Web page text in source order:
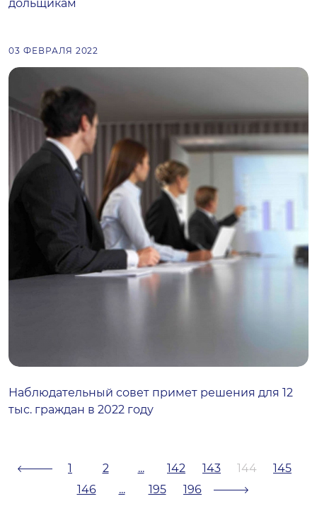
дольщикам
03 ФЕВРАЛЯ 2022
Наблюдательный совет примет решения для 12
тыс. граждан в 2022 году
1 2 ... 142 143 144
145
146
... 195 196